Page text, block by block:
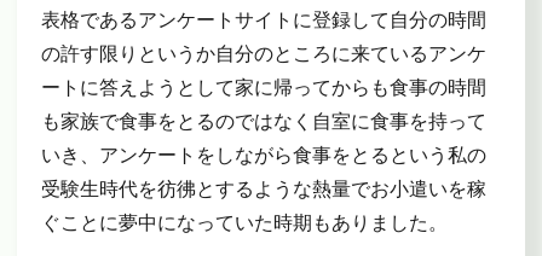
表格であるアンケートサイトに登録して自分の時間
の許す限りというか自分のところに来ているアンケ
ートに答えようとして家に帰ってからも食事の時間
も家族で食事をとるのではなく自室に食事を持って
いき、アンケートをしながら食事をとるという私の
受験生時代を彷彿とするような熱量でお小遣いを稼
ぐことに夢中になっていた時期もありました。